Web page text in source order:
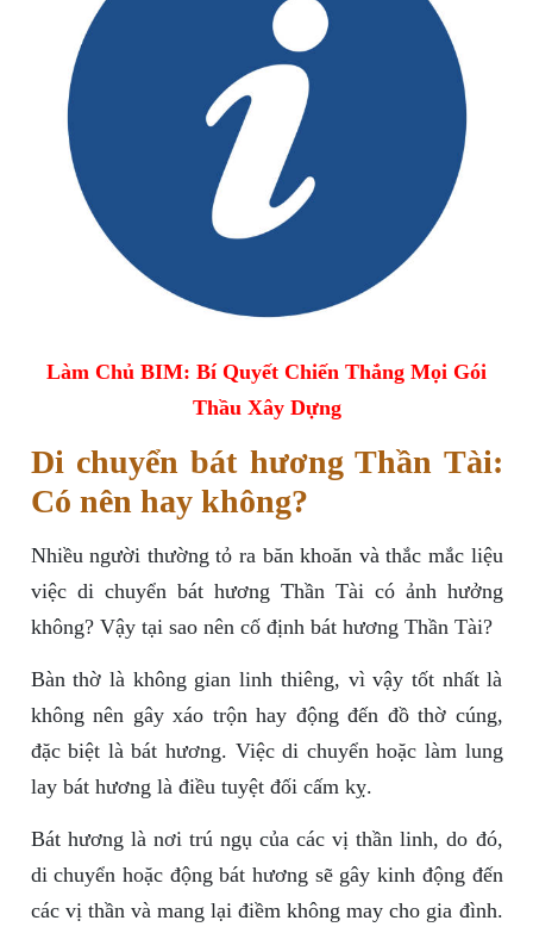
Làm Chủ BIM: Bí Quyết Chiến Thắng Mọi Gói
Thầu Xây Dựng
Di chuyển bát hương Thần Tài:
Có nên hay không?
Nhiều người thường tỏ ra băn khoăn và thắc mắc liệu
việc di chuyển bát hương Thần Tài có ảnh hưởng
không? Vậy tại sao nên cố định bát hương Thần Tài?
Bàn thờ là không gian linh thiêng, vì vậy tốt nhất là
không nên gây xáo trộn hay động đến đồ thờ cúng,
đặc biệt là bát hương. Việc di chuyển hoặc làm lung
lay bát hương là điều tuyệt đối cấm kỵ.
Bát hương là nơi trú ngụ của các vị thần linh, do đó,
di chuyển hoặc động bát hương sẽ gây kinh động đến
các vị thần và mang lại điềm không may cho gia đình.